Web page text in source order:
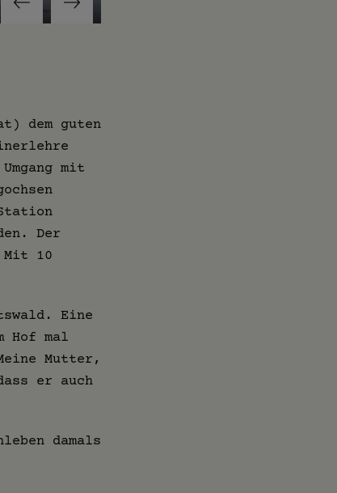
dem guten
mit
Der
10
Eine
Hof mal
Mutter,
er auch
damals